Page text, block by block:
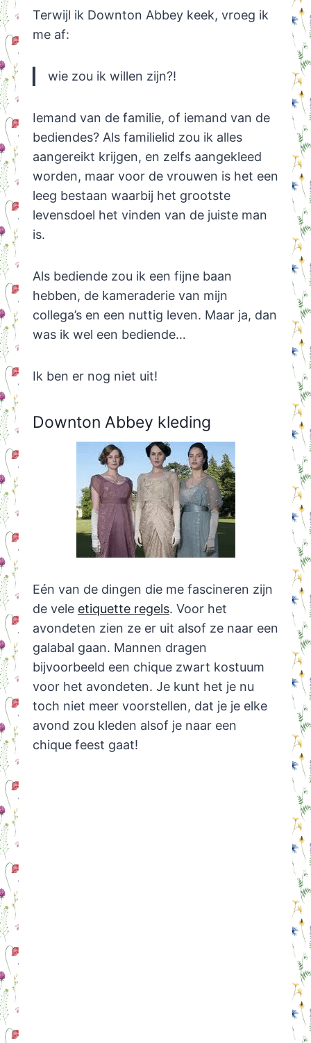
Terwijl ik Downton Abbey keek, vroeg ik
me af:
wie zou ik willen zijn?!
Iemand van de familie, of iemand van de
bediendes? Als familielid zou ik alles
aangereikt krijgen, en zelfs aangekleed
worden, maar voor de vrouwen is het een
leeg bestaan waarbij het grootste
levensdoel het vinden van de juiste man
is.
Als bediende zou ik een fijne baan
hebben, de kameraderie van mijn
collega’s en een nuttig leven. Maar ja, dan
was ik wel een bediende…
Ik ben er nog niet uit!
Downton Abbey kleding
Eén van de dingen die me fascineren zijn
de vele etiquette regels. Voor het
avondeten zien ze er uit alsof ze naar een
galabal gaan. Mannen dragen
bijvoorbeeld een chique zwart kostuum
voor het avondeten. Je kunt het je nu
toch niet meer voorstellen, dat je je elke
avond zou kleden alsof je naar een
chique feest gaat!